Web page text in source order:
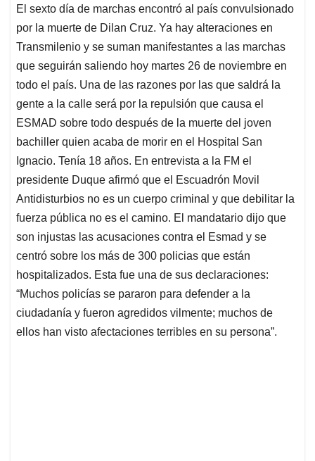
s
A
p
p
b
o
o
k
e
d
I
n
l
a
d
s
El sexto día de marchas encontró al país convulsionado
por la muerte de Dilan Cruz. Ya hay alteraciones en
Transmilenio y se suman manifestantes a las marchas
que seguirán saliendo hoy martes 26 de noviembre en
todo el país. Una de las razones por las que saldrá la
gente a la calle será por la repulsión que causa el
ESMAD sobre todo después de la muerte del joven
bachiller quien acaba de morir en el Hospital San
Ignacio. Tenía 18 años. En entrevista a la FM el
presidente Duque afirmó que el Escuadrón Movil
Antidisturbios no es un cuerpo criminal y que debilitar la
fuerza pública no es el camino. El mandatario dijo que
son injustas las acusaciones contra el Esmad y se
centró sobre los más de 300 policias que están
hospitalizados. Esta fue una de sus declaraciones:
“Muchos policías se pararon para defender a la
ciudadanía y fueron agredidos vilmente; muchos de
ellos han visto afectaciones terribles en su persona”.